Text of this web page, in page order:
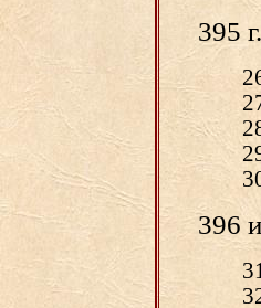
395 г.
396